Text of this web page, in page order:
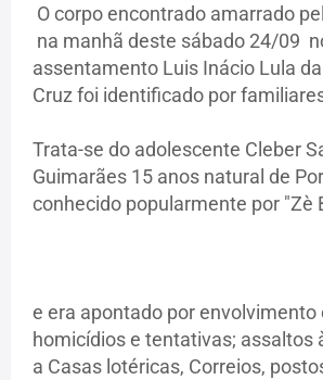
O corpo encontrado amarrado
na manhã deste sábado 24/09
assentamento Luis Inácio Lula
Cruz foi identificado por
Trata-se do adolescente Cleber
Guimarães 15 anos natural de
conhecido popularmente por "Zè
e era apontado por envolvimento
homicídios e tentativas; assaltos
a Casas lotéricas, Correios,